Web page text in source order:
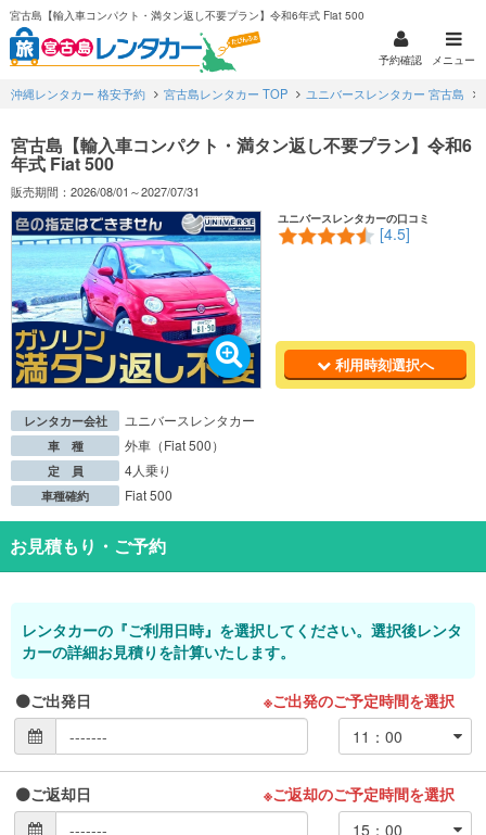
宮古島【輸入車コンパクト・満タン返し不要プラン】令和6年式 Fiat 500
予約確認 メニュー
沖縄レンタカー 格安予約 宮古島レンタカー TOP ユニバースレンタカー 宮古島
宮古島【輸入車コンパクト・満タン返し不要プラン】令和6
年式 Fiat 500
販売期間：2026/08/01～2027/07/31
ユニバースレンタカーの口コミ
[4.5]
利用時刻選択へ
レンタカー会社 ユニバースレンタカー
車 種 外車（Fiat 500）
定 員 4人乗り
車種確約 Fiat 500
お見積もり・ご予約
レンタカーの『ご利用日時』を選択してください。選択後レンタ
カーの詳細お見積りを計算いたします。
ご出発日 ※ご出発のご予定時間を選択
ご返却日 ※ご返却のご予定時間を選択